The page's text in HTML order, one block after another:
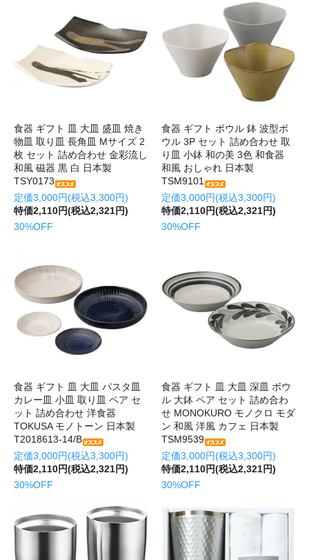
食器 ギフト 皿 大皿 盛皿 焼き
物皿 取り皿 長角皿 Mサイズ 2
枚 セット 詰め合わせ 金彩流し
和風 磁器 黒 白 日本製
TSY0173
定価3,000円(税込3,300円)
特価2,110円(税込2,321円)
30%OFF
食器 ギフト ボウル 鉢 波型ボ
ウル 3P セット 詰め合わせ 取
り皿 小鉢 和の美 3色 和食器
和風 おしゃれ 日本製
TSM9101
定価3,000円(税込3,300円)
特価2,110円(税込2,321円)
30%OFF
食器 ギフト 皿 大皿 パスタ皿
カレー皿 小皿 取り皿 ペア セ
ット 詰め合わせ 洋食器
TOKUSA モノトーン 日本製
T2018613-14/B
定価3,000円(税込3,300円)
特価2,110円(税込2,321円)
30%OFF
食器 ギフト 皿 大皿 深皿 ボウ
ル 大鉢 ペア セット 詰め合わ
せ MONOKURO モノクロ モダ
ン 和風 洋風 カフェ 日本製
TSM9539
定価3,000円(税込3,300円)
特価2,110円(税込2,321円)
30%OFF